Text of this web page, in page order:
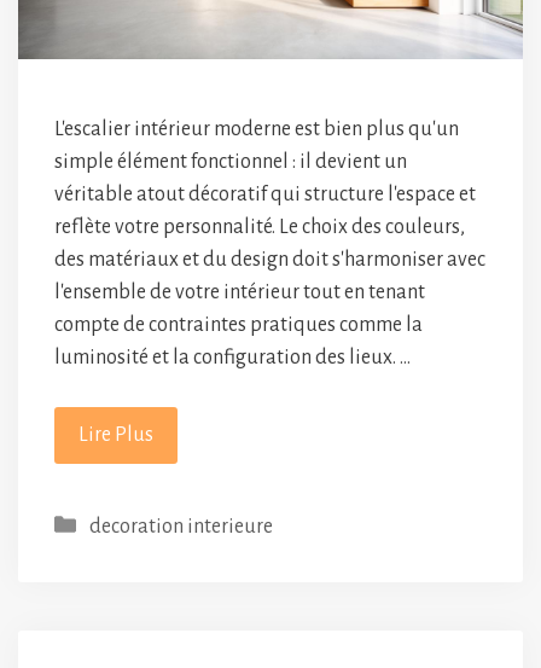
L'escalier intérieur moderne est bien plus qu'un
simple élément fonctionnel : il devient un
véritable atout décoratif qui structure l'espace et
reflète votre personnalité. Le choix des couleurs,
des matériaux et du design doit s'harmoniser avec
l'ensemble de votre intérieur tout en tenant
compte de contraintes pratiques comme la
luminosité et la configuration des lieux. …
Lire Plus
Catégories
decoration interieure